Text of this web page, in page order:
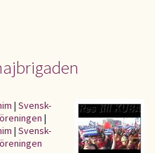
| Svensk-
|
| Svensk-